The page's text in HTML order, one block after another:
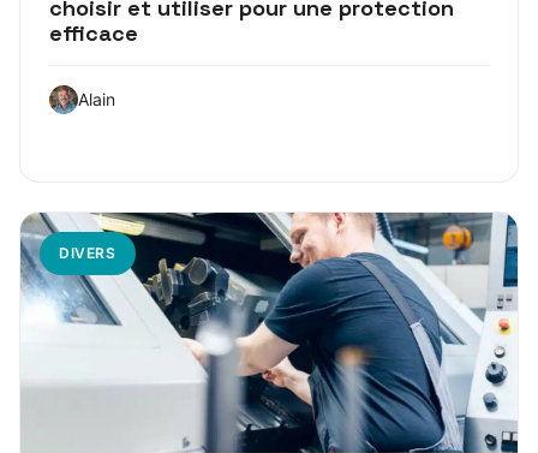
choisir et utiliser pour une protection
efficace
Alain
DIVERS